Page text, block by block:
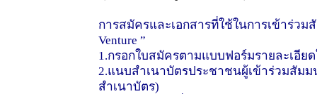
การสมัครและเอกสารที่ใช้ในการเข้าร่วม
Venture ”
1.กรอกใบสมัครตามแบบฟอร์มรายละเอีย
2.แนบสำเนาบัตรประชาชนผู้เข้าร่วมสัม
สำเนาบัตร)